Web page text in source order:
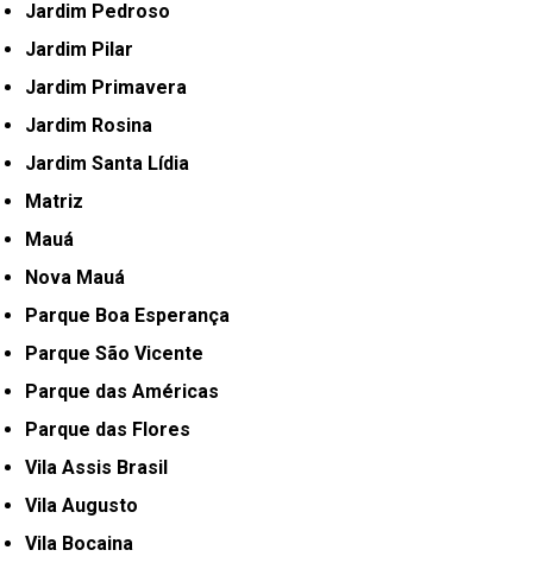
Jardim Pedroso
Jardim Pilar
Jardim Primavera
Jardim Rosina
Jardim Santa Lídia
Matriz
Mauá
Nova Mauá
Parque Boa Esperança
Parque São Vicente
Parque das Américas
Parque das Flores
Vila Assis Brasil
Vila Augusto
Vila Bocaina